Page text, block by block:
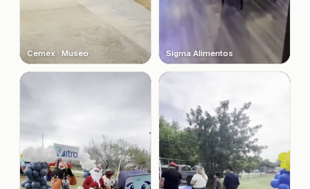
Cemex · Museo Sigma Alimentos